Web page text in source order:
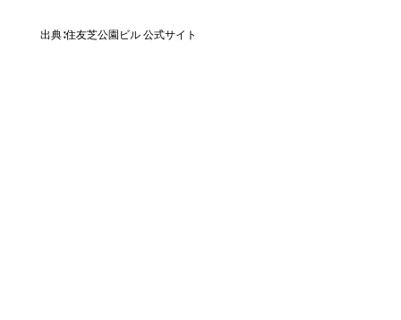
出典∶住友芝公園ビル 公式サイト